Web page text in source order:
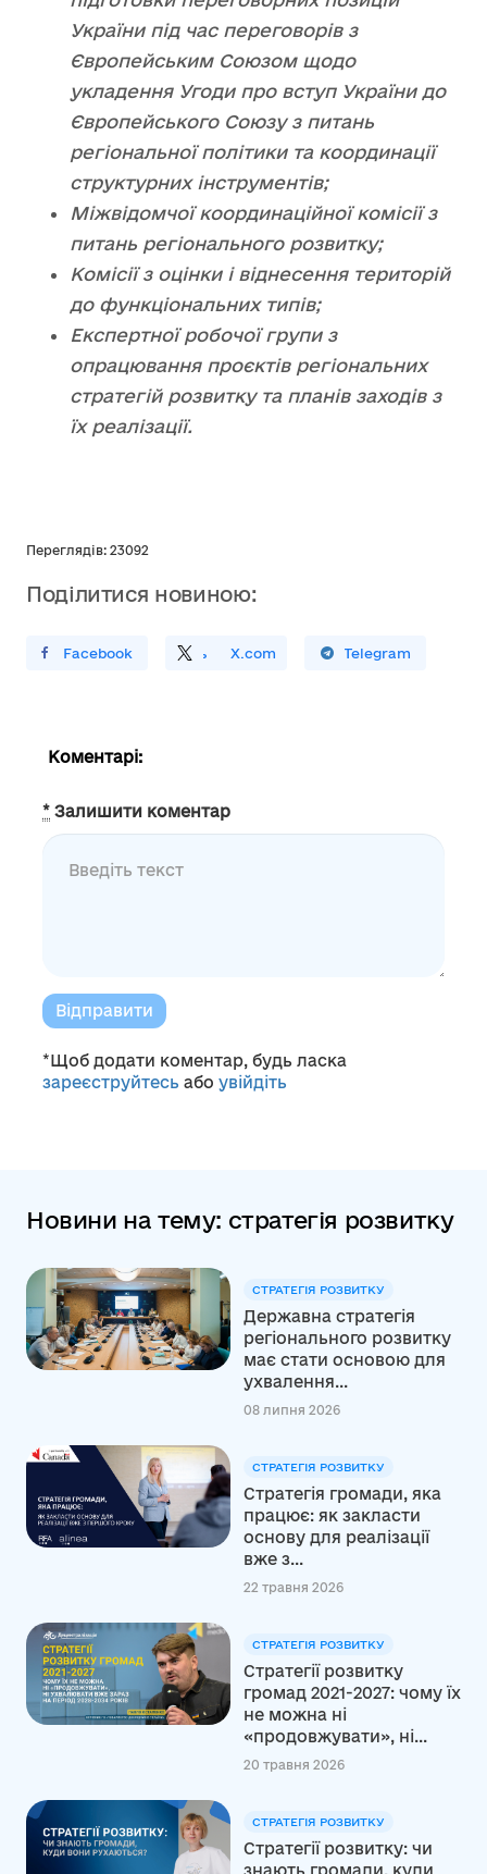
України під час переговорів з
Європейським Союзом щодо
укладення Угоди про вступ України до
Європейського Союзу з питань
регіональної політики та координації
структурних інструментів;
Міжвідомчої координаційної комісії з
питань регіонального розвитку;
Комісії з оцінки і віднесення територій
до функціональних типів;
Експертної робочої групи з
опрацювання проєктів регіональних
стратегій розвитку та планів заходів з
їх реалізації.
Переглядів: 23092
Поділитися новиною:
У FacebookПоділитись X.com
Поширити У Telegram
Коментарі:
* Залишити коментар
Відправити
*Щоб додати коментар, будь ласка
зареєструйтесь або увійдіть
Новини на тему: стратегія розвитку
СТРАТЕГІЯ РОЗВИТКУ
Державна стратегія
регіонального розвитку
має стати основою для
ухвалення...
08 липня 2026
СТРАТЕГІЯ РОЗВИТКУ
Стратегія громади, яка
працює: як закласти
основу для реалізації
вже з...
22 травня 2026
СТРАТЕГІЯ РОЗВИТКУ
Стратегії розвитку
громад 2021-2027: чому їх
не можна ні
«продовжувати», ні...
20 травня 2026
СТРАТЕГІЯ РОЗВИТКУ
Стратегії розвитку: чи
знають громади, куди